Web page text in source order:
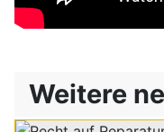
Weitere